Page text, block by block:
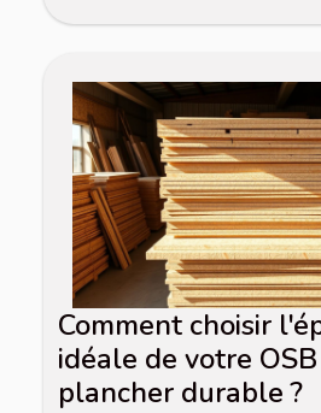
Comment choisir
idéale de votre
plancher durable ?